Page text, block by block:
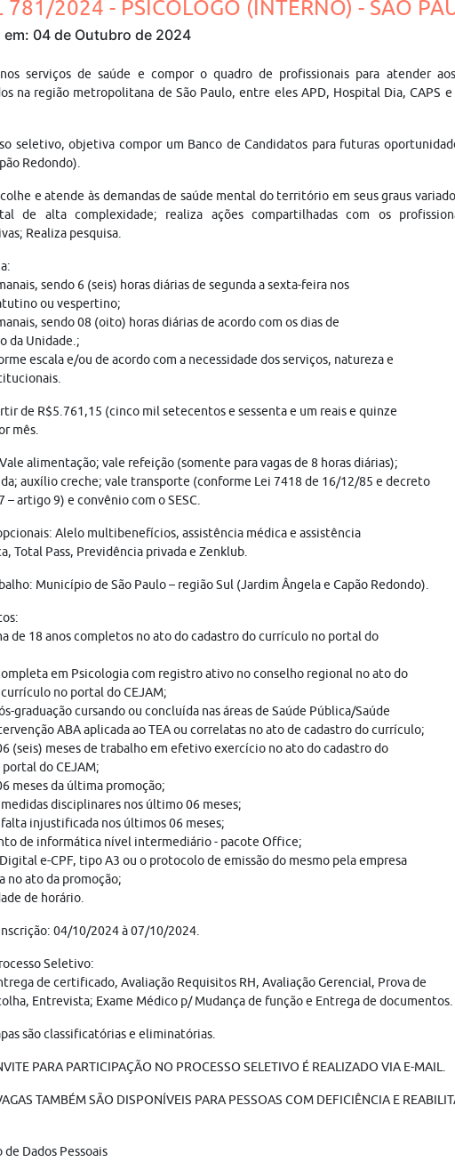
781/2024 - PSICÓLOGO (INTERNO) - SÃO
em: 04 de Outubro de 2024
serviços de saúde e compor o quadro de profissionais para atender
na região metropolitana de São Paulo, entre eles APD, Hospital Dia, CAPS
seletivo, objetiva compor um Banco de Candidatos para futuras
Redondo).
e atende às demandas de saúde mental do território em seus graus
de alta complexidade; realiza ações compartilhadas com os
Realiza pesquisa.
sendo 6 (seis) horas diárias de segunda a sexta-feira nos
ou vespertino;
sendo 08 (oito) horas diárias de acordo com os dias de
da Unidade.;
escala e/ou de acordo com a necessidade dos serviços, natureza e
de R$5.761,15 (cinco mil setecentos e sessenta e um reais e quinze
mês.
alimentação; vale refeição (somente para vagas de 8 horas diárias);
auxílio creche; vale transporte (conforme Lei 7418 de 16/12/85 e decreto
– artigo 9) e convênio com o SESC.
Alelo multibenefícios, assistência médica e assistência
Total Pass, Previdência privada e Zenklub.
Município de São Paulo – região Sul (Jardim Ângela e Capão Redondo).
de 18 anos completos no ato do cadastro do currículo no portal do
em Psicologia com registro ativo no conselho regional no ato do
no portal do CEJAM;
graduação cursando ou concluída nas áreas de Saúde Pública/Saúde
ABA aplicada ao TEA ou correlatas no ato de cadastro do currículo;
(seis) meses de trabalho em efetivo exercício no ato do cadastro do
do CEJAM;
meses da última promoção;
disciplinares nos último 06 meses;
falta injustificada nos últimos 06 meses;
de informática nível intermediário - pacote Office;
e-CPF, tipo A3 ou o protocolo de emissão do mesmo pela empresa
no ato da promoção;
de horário.
04/10/2024 à 07/10/2024.
Seletivo:
de certificado, Avaliação Requisitos RH, Avaliação Gerencial, Prova de
Entrevista; Exame Médico p/ Mudança de função e Entrega de documentos.
são classificatórias e eliminatórias.
PARA PARTICIPAÇÃO NO PROCESSO SELETIVO É REALIZADO VIA E-MAIL.
TAMBÉM SÃO DISPONÍVEIS PARA PESSOAS COM DEFICIÊNCIA E
de Dados Pessoais